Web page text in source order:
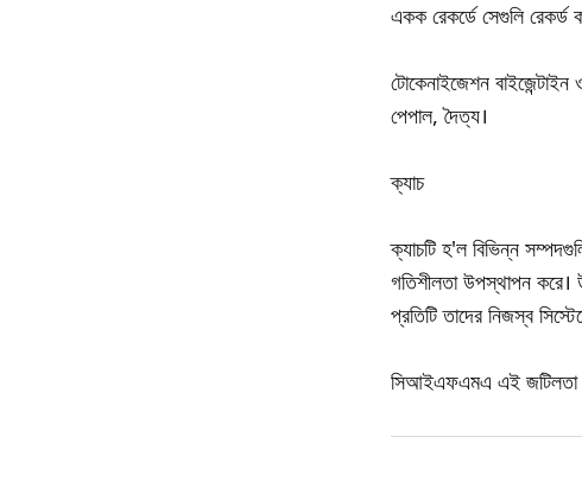
একক রেকর্ডে সেগুলি
টোকেনাইজেশন বাইজেন্টাইন
পেপাল, দৈত্য।
ক্যাচ
ক্যাচটি হ'ল বিভিন্ন
গতিশীলতা উপস্থাপন করে।
প্রতিটি তাদের নিজস্ব
সিআইএফএমএ এই জটিলতা